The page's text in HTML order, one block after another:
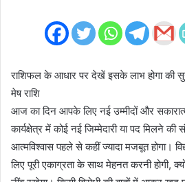
राशिफल के आधार पर देखें इसके लाभ होगा की
मेष राशि
आज का दिन आपके लिए नई उम्मीदों और
कार्यक्षेत्र में कोई नई जिम्मेदारी या पद मिलने
आत्मविश्वास पहले से कहीं ज्यादा मजबूत होगा।
लिए पूरी एकाग्रता के साथ मेहनत करनी होगी,